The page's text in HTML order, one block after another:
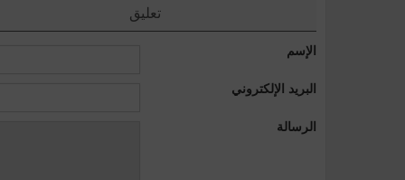
تعليق
الإسم
البريد الإلكتروني
الرسالة